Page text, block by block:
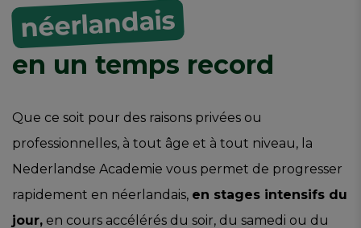
néerlandais
en un temps record
Que ce soit pour des raisons privées ou
professionnelles, à tout âge et à tout niveau, la
Nederlandse Academie vous permet de progresser
rapidement en néerlandais, en stages intensifs du
jour, en cours accélérés du soir, du samedi ou du